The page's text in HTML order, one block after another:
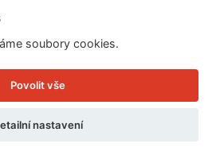
soubory cookies.
Povolit vše
nastavení